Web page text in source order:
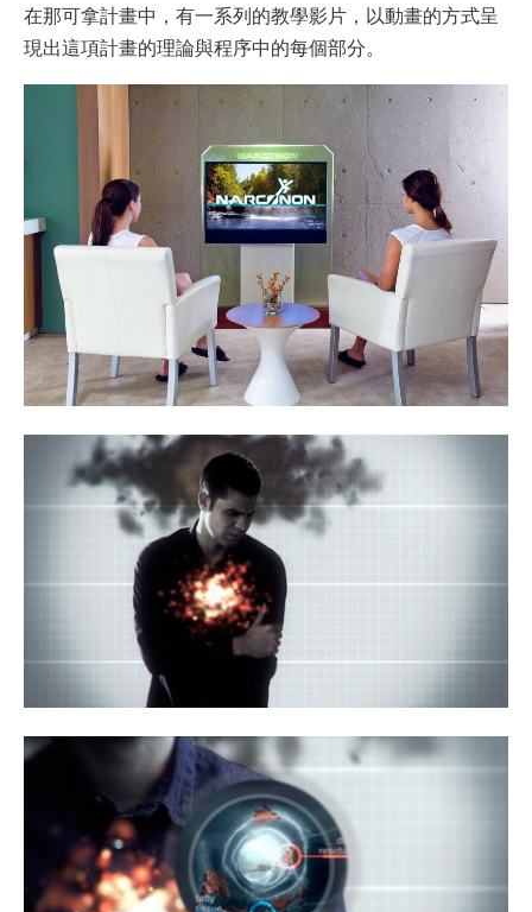
在那可拿計畫中，有一系列的教學影片，以動畫的方式呈
現出這項計畫的理論與程序中的每個部分。